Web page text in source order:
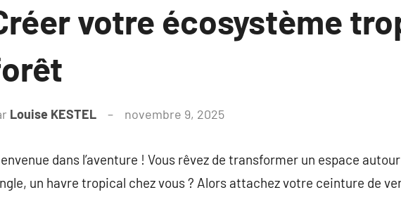
votre écosystème
Louise KESTEL novembre 9, 2025
dans l’aventure ! Vous rêvez de transformer un espace
un havre tropical chez vous ? Alors attachez votre ceinture de